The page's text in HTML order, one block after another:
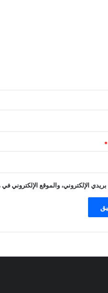
*
الإلكتروني، والموقع الإلكتروني